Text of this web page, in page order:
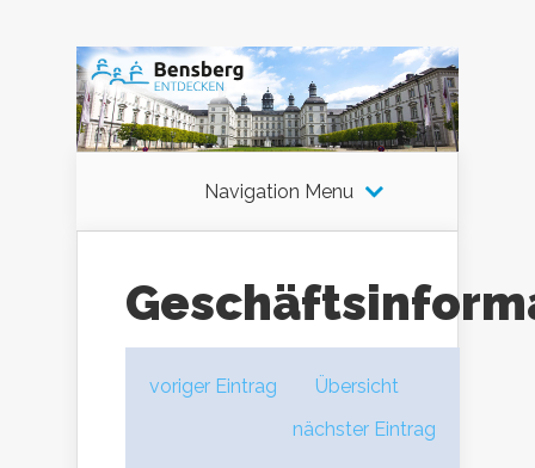
Navigation Menu
voriger Eintrag
Übersicht
nächster Eintrag